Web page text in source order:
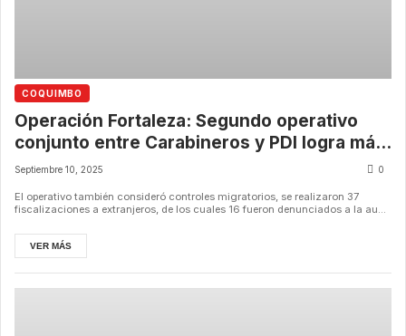
COQUIMBO
Operación Fortaleza: Segundo operativo
conjunto entre Carabineros y PDI logra más
de 160 detenidos en la región de
Septiembre 10, 2025 0
El operativo también consideró controles migratorios, se realizaron 37
fiscalizaciones a extranjeros, de los cuales 16 fueron denunciados a la au...
VER MÁS